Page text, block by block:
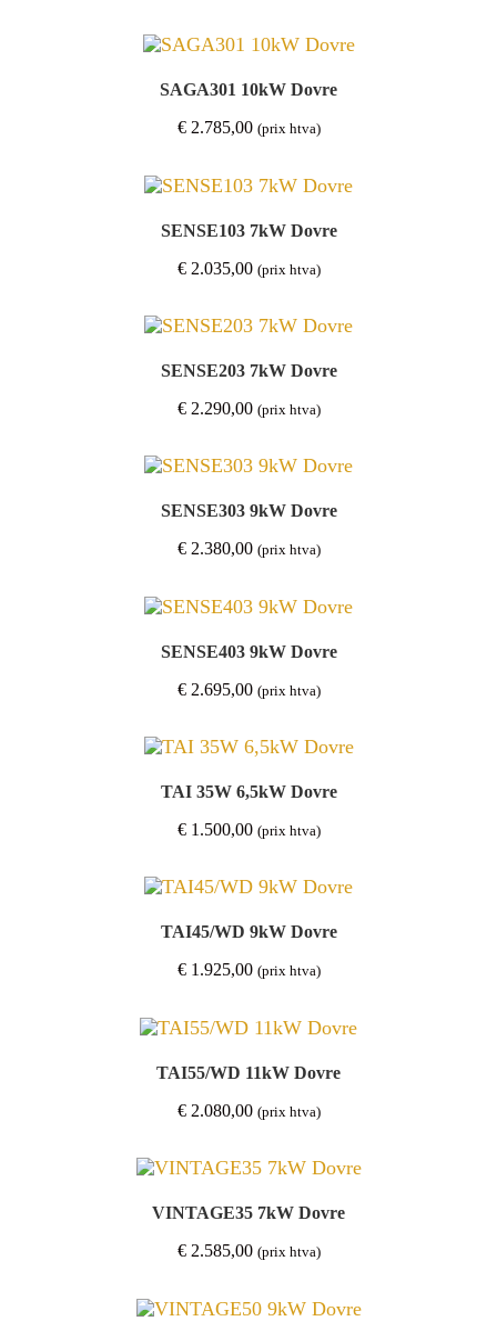
SAGA301 10kW Dovre
€2.785,00 (prix htva)
SENSE103 7kW Dovre
€2.035,00 (prix htva)
SENSE203 7kW Dovre
€2.290,00 (prix htva)
SENSE303 9kW Dovre
€2.380,00 (prix htva)
SENSE403 9kW Dovre
€2.695,00 (prix htva)
TAI 35W 6,5kW Dovre
€1.500,00 (prix htva)
TAI45/WD 9kW Dovre
€1.925,00 (prix htva)
TAI55/WD 11kW Dovre
€2.080,00 (prix htva)
VINTAGE35 7kW Dovre
€2.585,00 (prix htva)